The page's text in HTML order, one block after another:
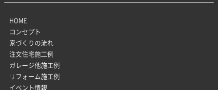
HOME
コンセプト
家づくりの流れ
注文住宅施工例
ガレージ他施工例
リフォーム施工例
イベント情報